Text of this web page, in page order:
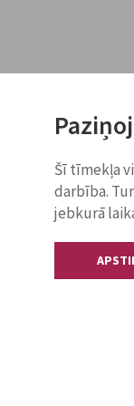
Šī tīmekļa
darbība.
jebkurā